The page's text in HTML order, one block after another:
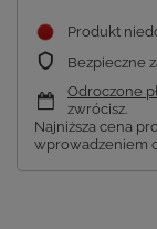
Produkt
Bezpieczne
Odroczone
zwrócisz.
Najniższa cena
wprowadzeniem